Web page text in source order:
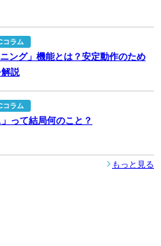
コラム
ング」機能とは？安定動作のため
説
コラム
って結局何のこと？
もっと見る